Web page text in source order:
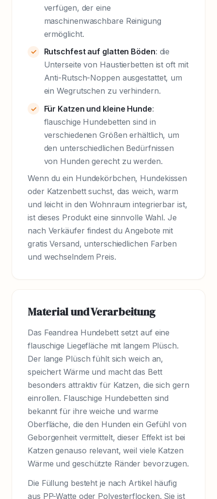
verfügen, der eine
maschinenwaschbare Reinigung
ermöglicht.
Rutschfest auf glatten Böden: die
Unterseite von Haustierbetten ist oft mit
Anti-Rutsch-Noppen ausgestattet, um
ein Wegrutschen zu verhindern.
Für Katzen und kleine Hunde:
flauschige Hundebetten sind in
verschiedenen Größen erhältlich, um
den unterschiedlichen Bedürfnissen
von Hunden gerecht zu werden.
Wenn du ein Hundekörbchen, Hundekissen
oder Katzenbett suchst, das weich, warm
und leicht in den Wohnraum integrierbar ist,
ist dieses Produkt eine sinnvolle Wahl. Je
nach Verkäufer findest du Angebote mit
gratis Versand, unterschiedlichen Farben
und wechselndem Preis.
Material und Verarbeitung
Das Feandrea Hundebett setzt auf eine
flauschige Liegefläche mit langem Plüsch.
Der lange Plüsch fühlt sich weich an,
speichert Wärme und macht das Bett
besonders attraktiv für Katzen, die sich gern
einrollen. Flauschige Hundebetten sind
bekannt für ihre weiche und warme
Oberfläche, die den Hunden ein Gefühl von
Geborgenheit vermittelt, dieser Effekt ist bei
Katzen genauso relevant, weil viele Katzen
Wärme und geschützte Ränder bevorzugen.
Die Füllung besteht je nach Artikel häufig
aus PP-Watte oder Polyesterflocken. Sie ist